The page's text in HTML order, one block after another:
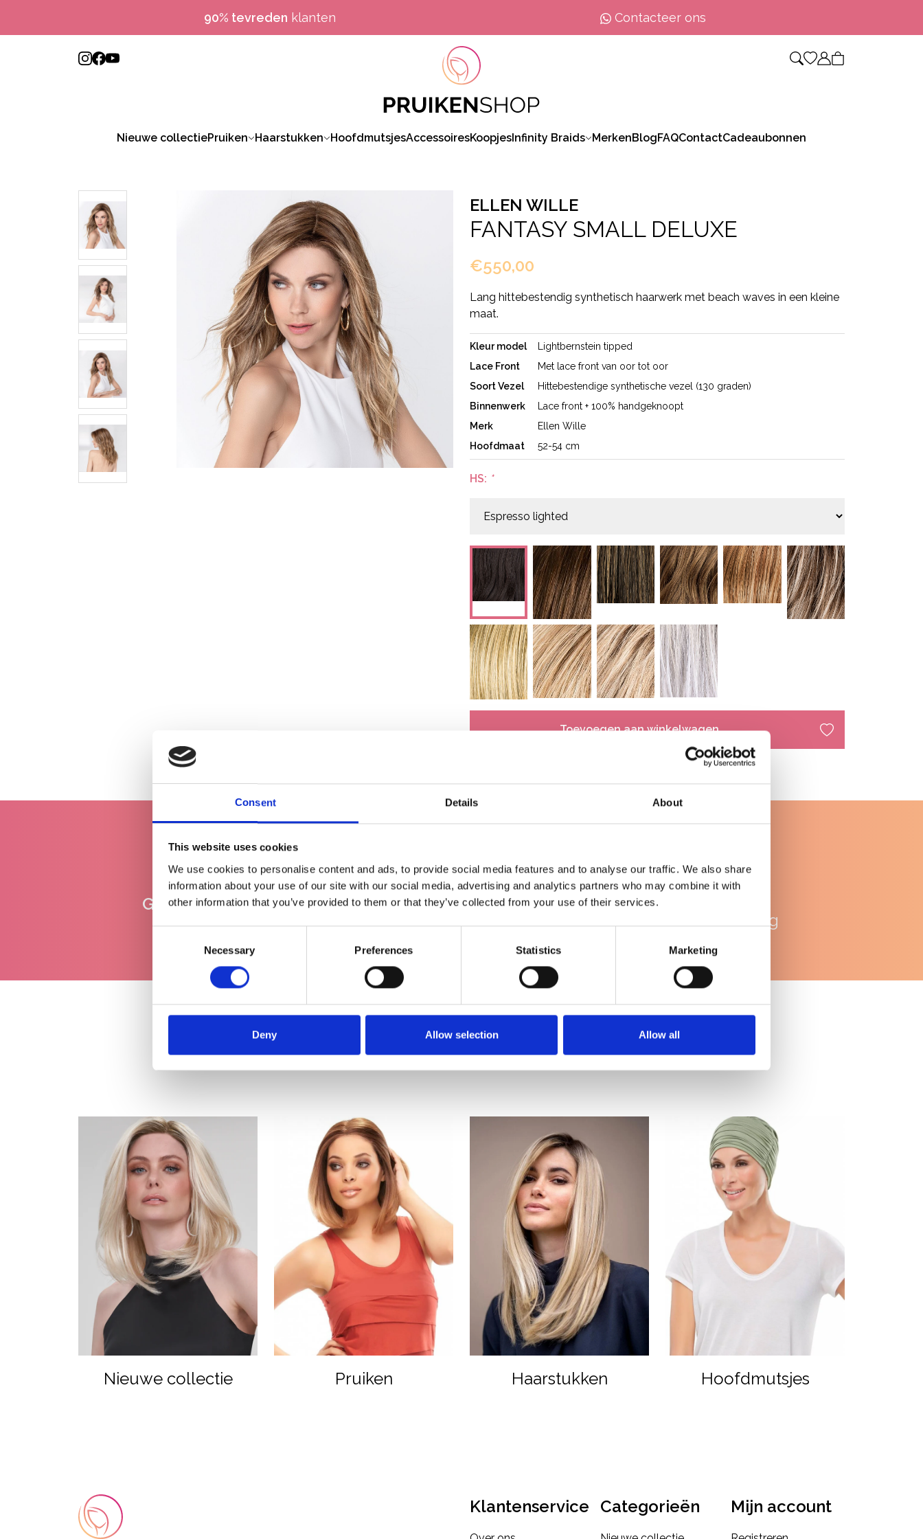
Consent Details About
This website uses cookies
We use cookies to personalise content and ads, to provide social media features and to analyse our traffic. We also share
information about your use of our site with our social media, advertising and analytics partners who may combine it with
other information that you’ve provided to them or that they’ve collected from your use of their services.
Necessary Preferences Statistics Marketing
Deny Allow selection Allow all
90% tevreden klanten Contacteer ons
Nieuwe collectiePruiken Haarstukken HoofdmutsjesAccessoiresKoopjesInfinity Braids MerkenBlogFAQContactCadeaubonnen
ELLEN WILLE
FANTASY SMALL DELUXE
€550,00
Lang hittebestendig synthetisch haarwerk met beach waves in een kleine
maat.
Kleur model
Lightbernstein tipped
Lace Front
Met lace front van oor tot oor
Soort Vezel
Hittebestendige synthetische vezel (130 graden)
Binnenwerk
Lace front + 100% handgeknoopt
Merk
Ellen Wille
Hoofdmaat
52-54 cm
HS: *
Toevoegen aan winkelwagen
Gratis levering
vanaf €100
90% tevreden
klanten
ondersteuning
Uitgelichte categorieën
Nieuwe collectie Pruiken Haarstukken Hoofdmutsjes
Klantenservice Categorieën Mijn account